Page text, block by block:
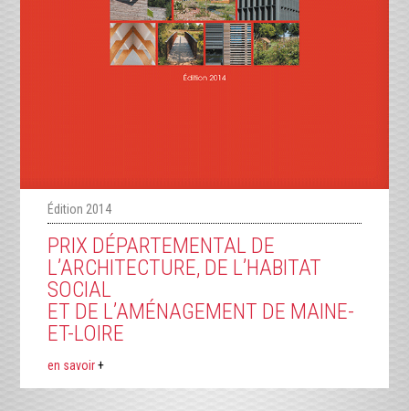
Édition 2014
PRIX DÉPARTEMENTAL DE
L’ARCHITECTURE, DE L’HABITAT
SOCIAL
ET DE L’AMÉNAGEMENT DE MAINE-
ET-LOIRE
en savoir+